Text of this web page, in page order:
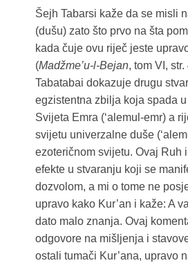
Šejh Tabarsi kaže da se misli
(dušu) zato što prvo na šta
kada čuje ovu riječ jeste
(Madžme’u-l-Bejan, tom VI,
Tabatabai dokazuje drugu
egzistentna zbilja koja spada
Svijeta Emra (‘alemul-emr) a
svijetu univerzalne duše
ezoteričnom svijetu. Ovaj Ruh
efekte u stvaranju koji se
dozvolom, a mi o tome ne
upravo kako Kur’an i kaže: A
dato malo znanja. Ovaj
odgovore na mišljenja i
ostali tumači Kur’ana, upravo